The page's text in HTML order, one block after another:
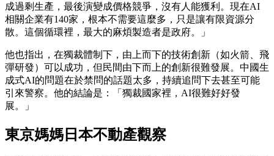
成過剩生產，最後演變成價格競爭，沒有人能獲利。現在AI
相關企業有140家，根本不需要這麼多，只是讓有限資源分
散。這個循環裡，最大的麻煩製造者是政府。」
他也指出，在獨裁體制下，由上而下的技術創新（如火箭、飛
彈研發）可以成功，但民間由下而上的創新很難發展。中國生
成式AI的問題在於禁問的話題太多，持續追問下去甚至可能
引來警察。他的結論是：「獨裁國家裡，AI很難好好發
展。」
東京媽媽日本不動產觀察